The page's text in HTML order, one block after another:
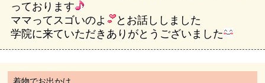
っております
ママってスゴいのよ
とお話ししました
学院に来ていただきありがとうございました